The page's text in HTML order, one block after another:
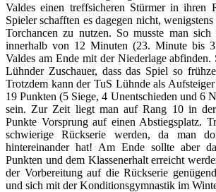
Valdes einen treffsicheren Stürmer in ihren
Spieler schafften es dagegen nicht,
Torchancen zu nutzen. So musste man
innerhalb von 12 Minuten (23. Minute bis
Valdes am Ende mit der Niederlage abfinden.
Lühnder Zuschauer, dass das Spiel so
Trotzdem kann der TuS Lühnde als
19 Punkten (5 Siege, 4 Unentschieden und 6
sein. Zur Zeit liegt man auf Rang 10 in
Punkte Vorsprung auf einen Abstiegsplatz.
schwierige Rückserie werden, da man
hintereinander hat! Am Ende sollte aber
Punkten und dem Klassenerhalt erreicht
der Vorbereitung auf die Rückserie
und sich mit der Konditionsgymnastik im